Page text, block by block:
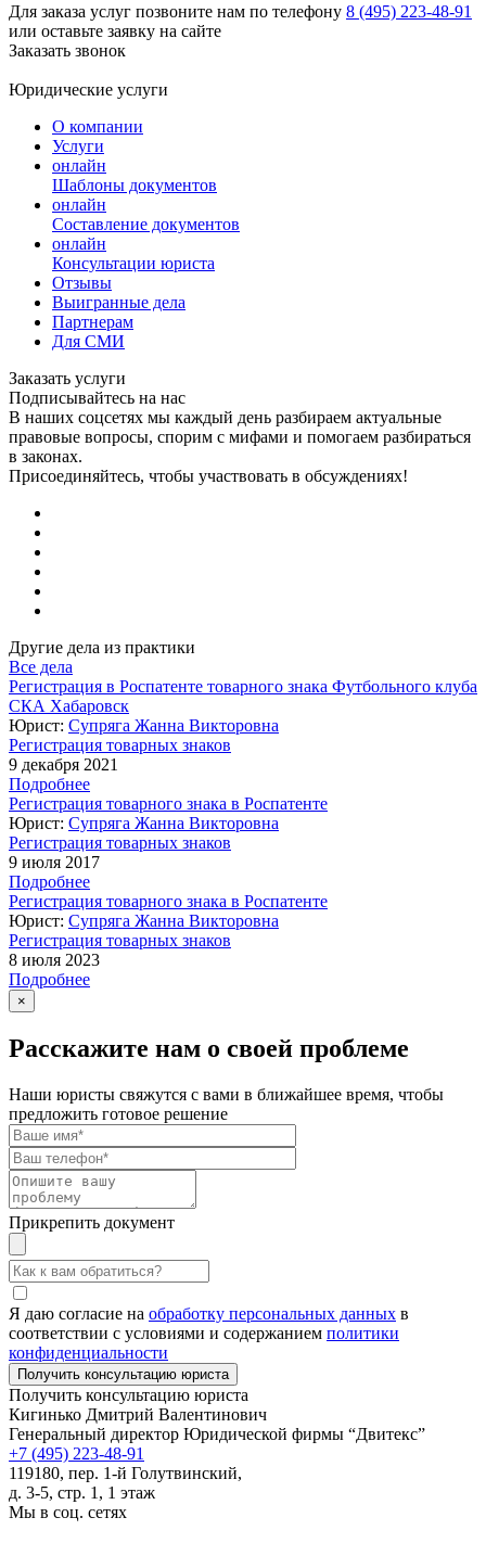
Для заказа услуг позвоните нам по телефону 8 (495) 223-48-91
или оставьте заявку на сайте
Заказать звонок
Юридические услуги
О компании
Услуги
онлайн
Шаблоны документов
онлайн
Составление документов
онлайн
Консультации юриста
Отзывы
Выигранные дела
Партнерам
Для СМИ
Заказать услуги
Подписывайтесь на нас
В наших соцсетях мы каждый день разбираем актуальные
правовые вопросы, спорим с мифами и помогаем разбираться
в законах.
Присоединяйтесь, чтобы участвовать в обсуждениях!
Другие дела из практики
Все дела
Регистрация в Роспатенте товарного знака Футбольного клуба
СКА Хабаровск
Юрист: Супряга Жанна Викторовна
Регистрация товарных знаков
9 декабря 2021
Подробнее
Регистрация товарного знака в Роспатенте
Юрист: Супряга Жанна Викторовна
Регистрация товарных знаков
9 июля 2017
Подробнее
Регистрация товарного знака в Роспатенте
Юрист: Супряга Жанна Викторовна
Регистрация товарных знаков
8 июля 2023
Подробнее
×
Расскажите нам о своей проблеме
Наши юристы свяжутся с вами в ближайшее время, чтобы
предложить готовое решение
Прикрепить документ
Я даю согласие на обработку персональных данных в
соответствии с условиями и содержанием политики
конфиденциальности
Получить консультацию юриста
Кигинько Дмитрий Валентинович
Генеральный директор Юридической фирмы “Двитекс”
+7 (495) 223-48-91
119180, пер. 1-й Голутвинский,
д. 3-5, стр. 1, 1 этаж
Мы в соц. сетях